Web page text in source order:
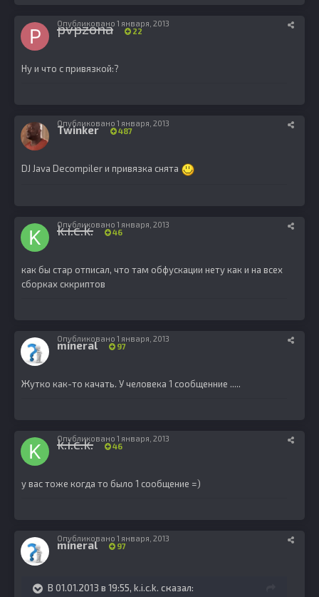
pvpzona 22
Опубликовано 1 января, 2013
Ну и что с привязкой:?
Twinker 487
Опубликовано 1 января, 2013
DJ Java Decompiler и привязка снята
k.i.c.k. 46
Опубликовано 1 января, 2013
как бы стар отписал, что там обфускации нету как и на всех
сборках сккриптов
mineral 97
Опубликовано 1 января, 2013
Жутко как-то качать. У человека 1 сообщенние .....
k.i.c.k. 46
Опубликовано 1 января, 2013
у вас тоже когда то было 1 сообщение =)
mineral 97
Опубликовано 1 января, 2013
В 01.01.2013 в 19:55, k.i.c.k. сказал: